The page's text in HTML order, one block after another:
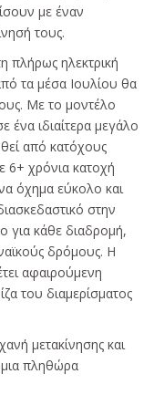
με έναν
τους.
πλήρως ηλεκτρική
τα μέσα Ιουλίου θα
Με το μοντέλο
ένα ιδιαίτερα μεγάλο
από κατόχους
6+ χρόνια κατοχή
όχημα εύκολο και
στην
για κάθε διαδρομή,
δρόμους. Η
αφαιρούμενη
του διαμερίσματος
μετακίνησης και
πληθώρα